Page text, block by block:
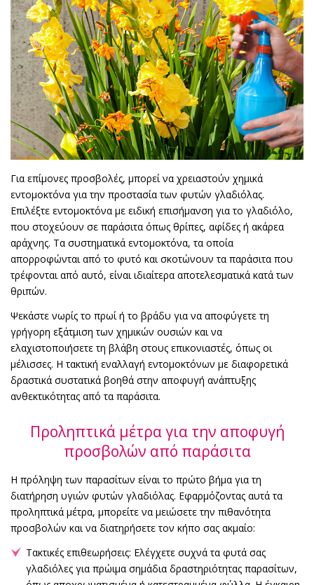
Για επίμονες προσβολές, μπορεί να χρειαστούν χημικά
εντομοκτόνα για την προστασία των φυτών γλαδιόλας.
Επιλέξτε εντομοκτόνα με ειδική επισήμανση για το γλαδιόλο,
που στοχεύουν σε παράσιτα όπως θρίπες, αφίδες ή ακάρεα
αράχνης. Τα συστηματικά εντομοκτόνα, τα οποία
απορροφώνται από το φυτό και σκοτώνουν τα παράσιτα που
τρέφονται από αυτό, είναι ιδιαίτερα αποτελεσματικά κατά των
θριπών.
Ψεκάστε νωρίς το πρωί ή το βράδυ για να αποφύγετε τη
γρήγορη εξάτμιση των χημικών ουσιών και να
ελαχιστοποιήσετε τη βλάβη στους επικονιαστές, όπως οι
μέλισσες. Η τακτική εναλλαγή εντομοκτόνων με διαφορετικά
δραστικά συστατικά βοηθά στην αποφυγή ανάπτυξης
ανθεκτικότητας από τα παράσιτα.
Προληπτικά μέτρα για την αποφυγή
προσβολών από παράσιτα
Η πρόληψη των παρασίτων είναι το πρώτο βήμα για τη
διατήρηση υγιών φυτών γλαδιόλας. Εφαρμόζοντας αυτά τα
προληπτικά μέτρα, μπορείτε να μειώσετε την πιθανότητα
προσβολών και να διατηρήσετε τον κήπο σας ακμαίο:
Τακτικές επιθεωρήσεις: Ελέγχετε συχνά τα φυτά σας
γλαδιόλες για πρώιμα σημάδια δραστηριότητας παρασίτων,